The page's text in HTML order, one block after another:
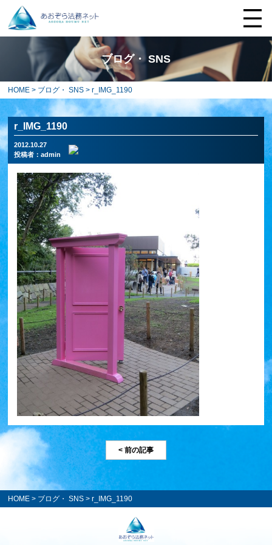
ブログ・ SNS
HOME > ブログ・ SNS > r_IMG_1190
r_IMG_1190
2012.10.27
投稿者：admin
< 前の記事
HOME > ブログ・ SNS > r_IMG_1190